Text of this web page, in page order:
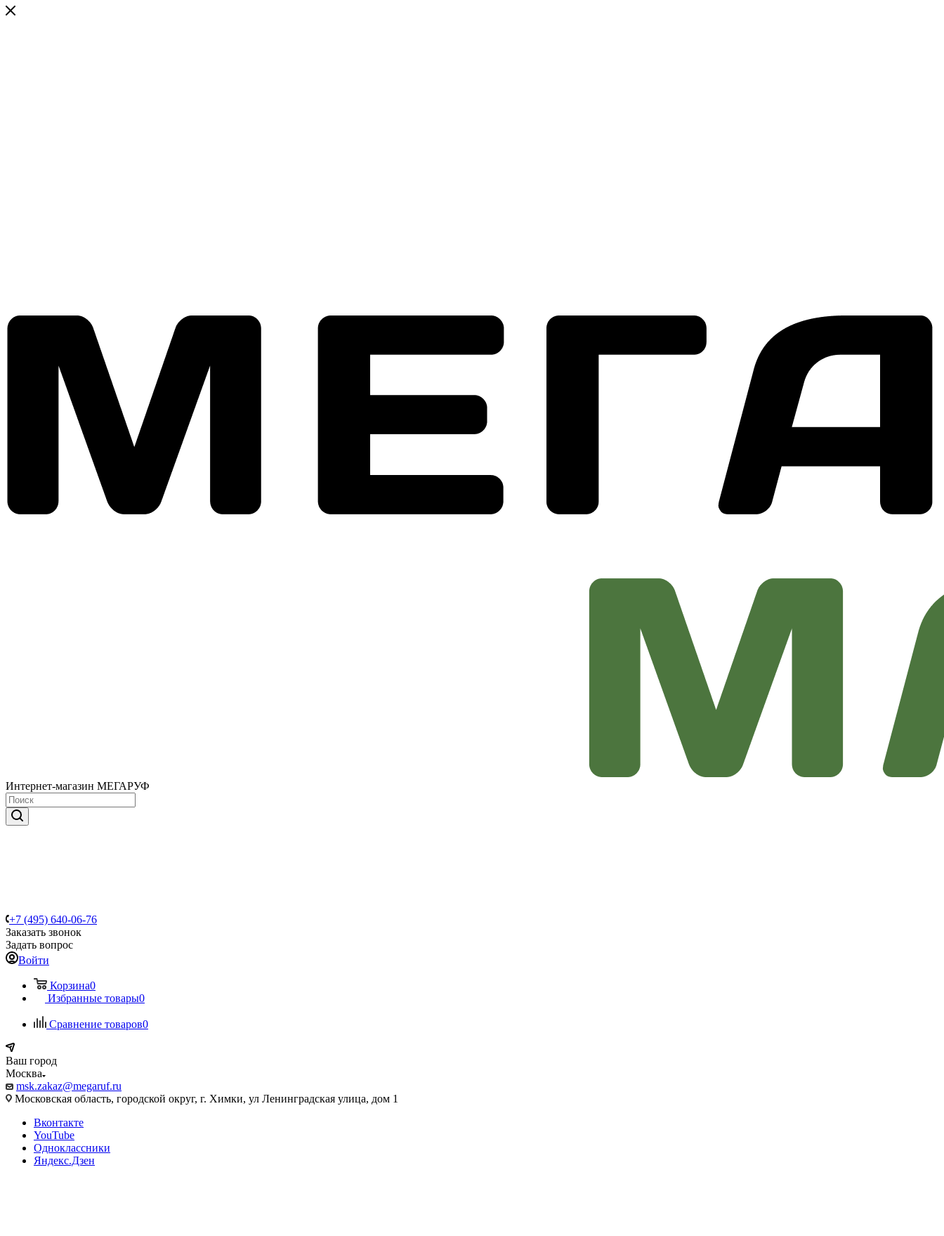
Интернет-магазин МЕГАРУФ
+7 (495) 640-06-76
Заказать звонок
Задать вопрос
Войти
Корзина0
Избранные товары0
Сравнение товаров0
Ваш город
Москва
msk.zakaz@megaruf.ru
Московская область, городской округ, г. Химки, ул Ленинградская улица, дом 1
Вконтакте
YouTube
Одноклассники
Яндекс.Дзен